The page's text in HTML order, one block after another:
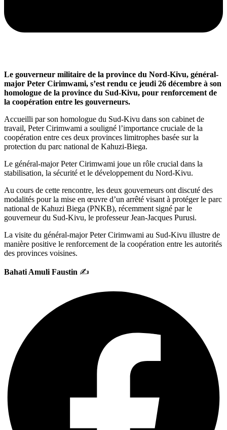
Le gouverneur militaire de la province du Nord-Kivu, général-
major Peter Cirimwami, s’est rendu ce jeudi 26 décembre à son
homologue de la province du Sud-Kivu, pour renforcement de
la coopération entre les gouverneurs.
Accueilli par son homologue du Sud-Kivu dans son cabinet de
travail, Peter Cirimwami a souligné l’importance cruciale de la
coopération entre ces deux provinces limitrophes basée sur la
protection du parc national de Kahuzi-Biega.
Le général-major Peter Cirimwami joue un rôle crucial dans la
stabilisation, la sécurité et le développement du Nord-Kivu.
Au cours de cette rencontre, les deux gouverneurs ont discuté des
modalités pour la mise en œuvre d’un arrêté visant à protéger le parc
national de Kahuzi Biega (PNKB), récemment signé par le
gouverneur du Sud-Kivu, le professeur Jean-Jacques Purusi.
La visite du général-major Peter Cirimwami au Sud-Kivu illustre de
manière positive le renforcement de la coopération entre les autorités
des provinces voisines.
Bahati Amuli Faustin ✍️